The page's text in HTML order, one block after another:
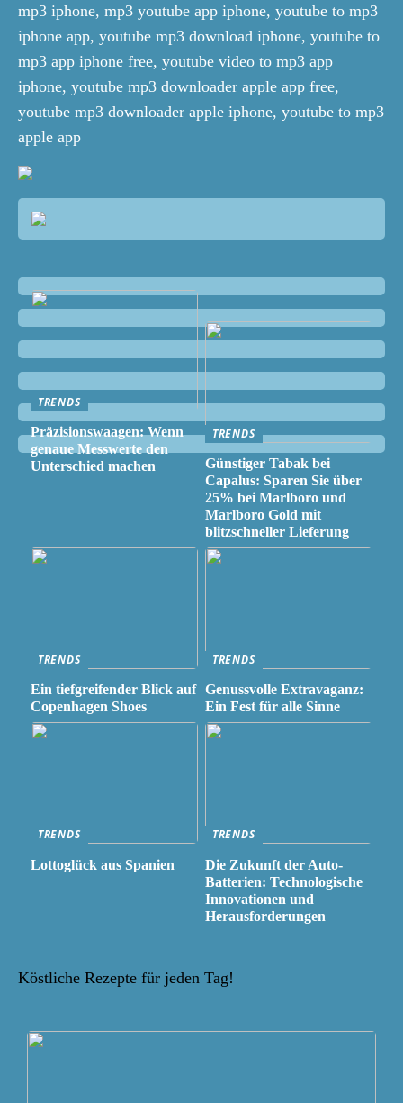
mp3 iphone, mp3 youtube app iphone, youtube to mp3
iphone app, youtube mp3 download iphone, youtube to
mp3 app iphone free, youtube video to mp3 app
iphone, youtube mp3 downloader apple app free,
youtube mp3 downloader apple iphone, youtube to mp3
apple app
TRENDS
Präzisionswaagen: Wenn
genaue Messwerte den
Unterschied machen
TRENDS
Günstiger Tabak bei
Capalus: Sparen Sie über
25% bei Marlboro und
Marlboro Gold mit
blitzschneller Lieferung
TRENDS
Ein tiefgreifender Blick auf
Copenhagen Shoes
TRENDS
Genussvolle Extravaganz:
Ein Fest für alle Sinne
TRENDS
Lottoglück aus Spanien
TRENDS
Die Zukunft der Auto-
Batterien: Technologische
Innovationen und
Herausforderungen
Köstliche Rezepte für jeden Tag!